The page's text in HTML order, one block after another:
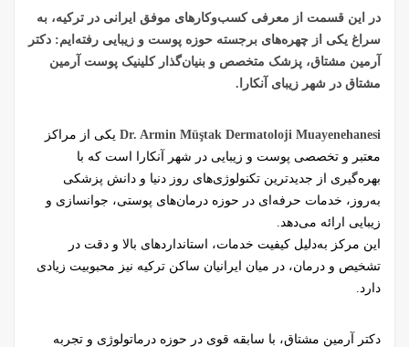
در این قسمت از معرفی کسب‌وکارهای موفق ایرانی در ترکیه، به
سراغ یکی از چهره‌های برجسته حوزه پوست و زیبایی رفته‌ایم: دکتر
آرمین مشتاق، پزشک متخصص و بنیان‌گذار کلینیک پوست آرمین
مشتاق در شهر زیبای آنکارا.
Dr. Armin Müştak Dermatoloji Muayenehanesi یکی از مراکز
معتبر و تخصصی پوست و زیبایی در شهر آنکارا است که با
بهره‌گیری از جدیدترین تکنولوژی‌های روز دنیا و دانش پزشکی
به‌روز، خدمات حرفه‌ای در حوزه درمان‌های پوستی، جوانسازی و
زیبایی ارائه می‌دهد.
این مرکز به‌دلیل کیفیت خدمات، استانداردهای بالا و دقت در
تشخیص و درمان، در میان ایرانیان ساکن ترکیه نیز محبوبیت زیادی
دارد.
دکتر آرمین مشتاق، با سابقه قوی در حوزه درماتولوژی و تجربه